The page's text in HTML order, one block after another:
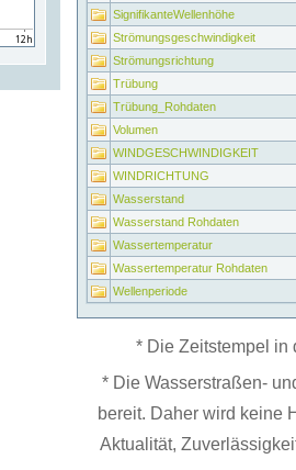
SignifikanteWellenhöhe
Strömungsgeschwindigkeit
Strömungsrichtung
Trübung
Trübung_Rohdaten
Volumen
WINDGESCHWINDIGKEIT
WINDRICHTUNG
Wasserstand
Wasserstand Rohdaten
Wassertemperatur
Wassertemperatur Rohdaten
Wellenperiode
* Die Zeitstempel in
* Die Wasserstraßen-
bereit. Daher wird keine
Aktualität,